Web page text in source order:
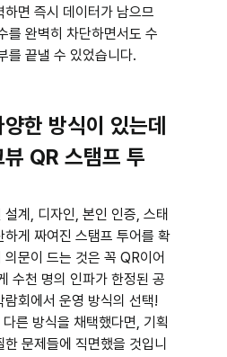
하면 즉시 데이터가 남으므
를 완벽히 차단하면서도 수
를 끝낼 수 있었습니다.
한 방식이 있는데
QR 스탬프 투
계, 디자인, 본인 인증, 스태
게 짜여진 스탬프 투어를 확
문이 드는 것은 꼭 QR이어
수천 명의 인파가 한정된 공
회에서 운영 방식의 선택!
른 방식을 채택했다면, 기획
문제들에 직면했을 것입니